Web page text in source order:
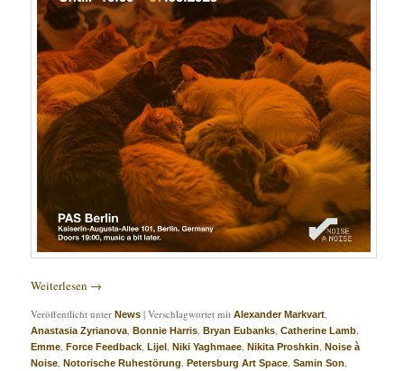
Weiterlesen →
Veröffentlicht unter News |Verschlagwortet mit Alexander Markvart,
Anastasia Zyrianova,Bonnie Harris,Bryan Eubanks,Catherine Lamb,
Emme,Force Feedback,Lijel ,Niki Yaghmaee,Nikita Proshkin,Noise à
Noise,Notorische Ruhestörung,Petersburg Art Space,Samin Son,